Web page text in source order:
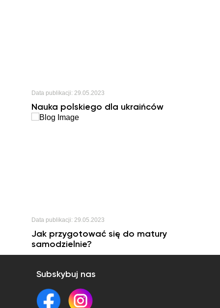
Data publikacji: 29.05.2023
Nauka polskiego dla ukraińców
Data publikacji: 29.05.2023
Jak przygotować się do matury
samodzielnie?
Subskybuj nas